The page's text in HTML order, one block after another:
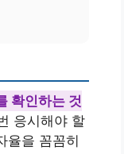
확인하는 것
응시해야 할
율을 꼼꼼히